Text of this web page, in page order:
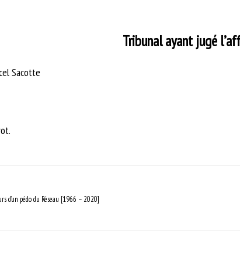
Tribunal ayant jugé
Sacotte
d’un pédo du Réseau [1966 – 2020]